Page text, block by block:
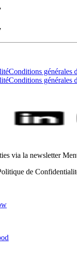
Conditions générales
Conditions générales
via la newsletter
de